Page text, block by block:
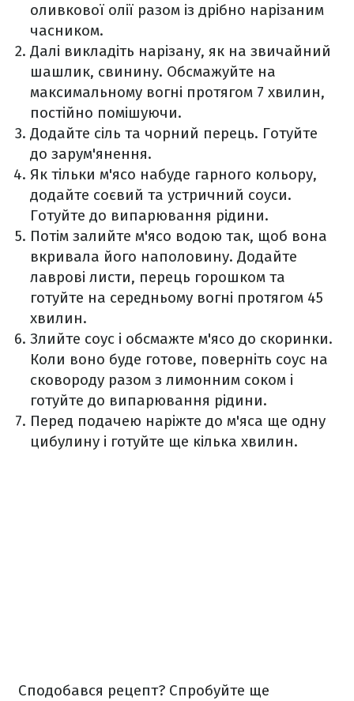
оливкової олії разом із дрібно нарізаним
часником.
Далі викладіть нарізану, як на звичайний
шашлик, свинину. Обсмажуйте на
максимальному вогні протягом 7 хвилин,
постійно помішуючи.
Додайте сіль та чорний перець. Готуйте
до зарум'янення.
Як тільки м'ясо набуде гарного кольору,
додайте соєвий та устричний соуси.
Готуйте до випарювання рідини.
Потім залийте м'ясо водою так, щоб вона
вкривала його наполовину. Додайте
лаврові листи, перець горошком та
готуйте на середньому вогні протягом 45
хвилин.
Злийте соус і обсмажте м'ясо до скоринки.
Коли воно буде готове, поверніть соус на
сковороду разом з лимонним соком і
готуйте до випарювання рідини.
Перед подачею наріжте до м'яса ще одну
цибулину і готуйте ще кілька хвилин.
Сподобався рецепт? Спробуйте ще